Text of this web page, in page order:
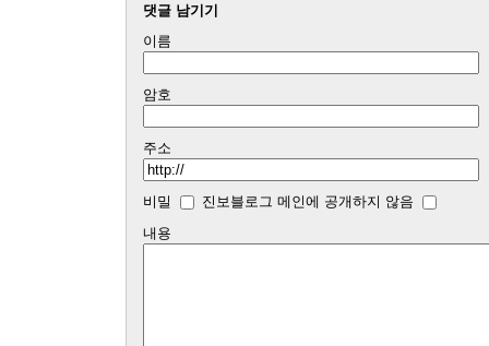
댓글 남기기
이름
암호
주소
비밀
진보블로그 메인에 공개하지 않음
내용